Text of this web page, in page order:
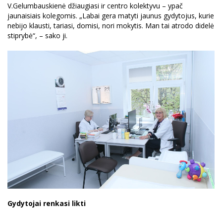
V.Gelumbauskienė džiaugiasi ir centro kolektyvu – ypač
jaunaisiais kolegomis. „Labai gera matyti jaunus gydytojus, kurie
nebijo klausti, tariasi, domisi, nori mokytis. Man tai atrodo didelė
stiprybė“, – sako ji.
Gydytojai renkasi likti